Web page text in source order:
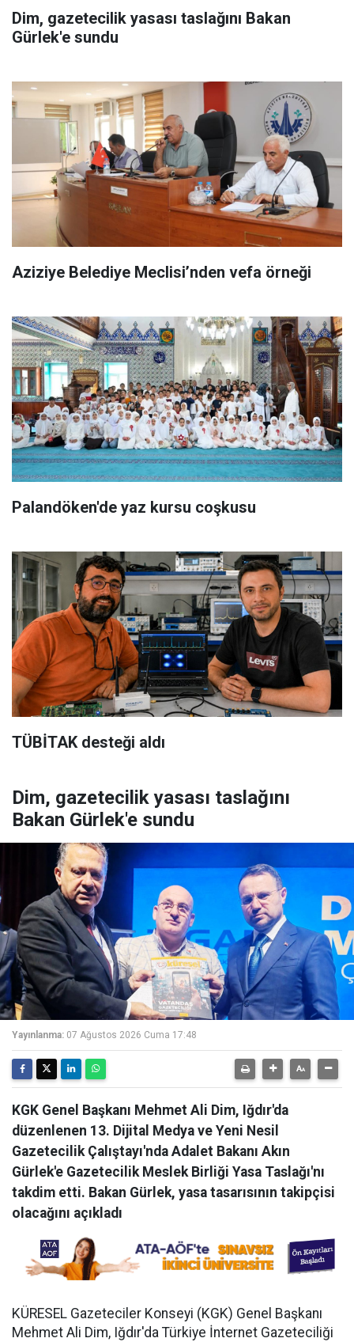
Dim, gazetecilik yasası taslağını Bakan
Gürlek'e sundu
Aziziye Belediye Meclisi’nden vefa örneği
Palandöken'de yaz kursu coşkusu
TÜBİTAK desteği aldı
Dim, gazetecilik yasası taslağını
Bakan Gürlek'e sundu
Yayınlanma: 07 Ağustos 2026 Cuma 17:48
KGK Genel Başkanı Mehmet Ali Dim, Iğdır'da
düzenlenen 13. Dijital Medya ve Yeni Nesil
Gazetecilik Çalıştayı'nda Adalet Bakanı Akın
Gürlek'e Gazetecilik Meslek Birliği Yasa Taslağı'nı
takdim etti. Bakan Gürlek, yasa tasarısının takipçisi
olacağını açıkladı
KÜRESEL Gazeteciler Konseyi (KGK) Genel Başkanı
Mehmet Ali Dim, Iğdır'da Türkiye İnternet Gazeteciliği